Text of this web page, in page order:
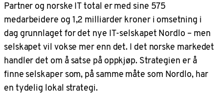
Partner og norske IT total er med sine 575
medarbeidere og 1,2 milliarder kroner i omsetning i
dag grunnlaget for det nye IT-selskapet Nordlo – men
selskapet vil vokse mer enn det. I det norske markedet
handler det om å satse på oppkjøp. Strategien er å
finne selskaper som, på samme måte som Nordlo, har
en tydelig lokal strategi.